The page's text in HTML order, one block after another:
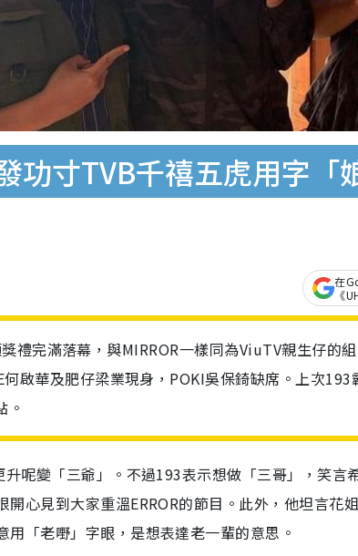
功寸TVB千禧五虎用字
在
《
禮完滿落幕，與MIRROR一樣同為ViuTV親生仔的
啟華及肥仔梁業現身，POKI吳保錡缺席。上次
。
呢變「三爺」。不過193表示想做「三哥」，笑言
開心見到大家重溫ERROR的節目。此外，他坦言花
「老嘢」字眼，是想表達老一輩的意思。